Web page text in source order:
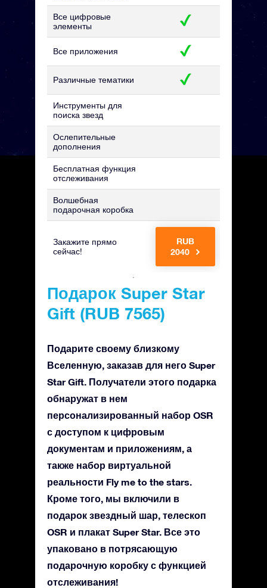
Все цифровые
элементы
Все приложения
Различные тематики
Инструменты для
поиска звезд
Ослепительные
дополнения
Бесплатная функция
отслеживания
Волшебная
подарочная коробка
Закажите прямо
сейчас!
RUB
2040
Подарок Super Star
Gift (RUB 7565)
Подарите своему близкому
Вселенную, заказав для него Super
Star Gift. Получатели этого подарка
обнаружат в нем
персонализированный набор OSR
с доступом к цифровым
документам и приложениям, а
также набор виртуальной
реальности Fly me to the stars.
Кроме того, мы включили в
подарок звездный шар, телескоп
OSR и плакат Super Star. Все это
упаковано в потрясающую
подарочную коробку с функцией
отслеживания!